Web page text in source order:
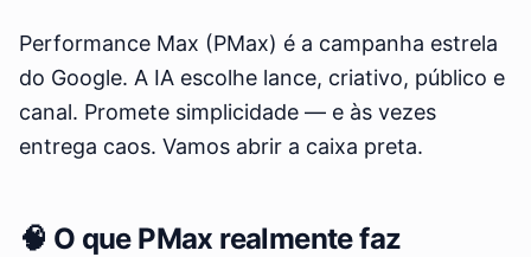
Performance Max (PMax) é a campanha estrela
do Google. A IA escolhe lance, criativo, público e
canal. Promete simplicidade — e às vezes
entrega caos. Vamos abrir a caixa preta.
🧠 O que PMax realmente faz